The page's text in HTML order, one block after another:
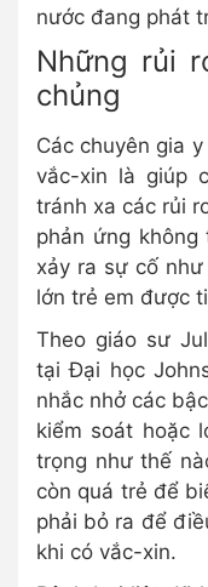
nước đang phát
Những rủi
chủng
Các chuyên gia
vắc-xin là giúp
tránh xa các rủi
phản ứng
xảy ra sự cố
lớn trẻ em được
Theo giáo sư
tại Đại học
nhắc nhở các
kiểm soát hoặc
trọng như thế
còn quá trẻ để
phải bỏ ra để
khi có vắc-xin.